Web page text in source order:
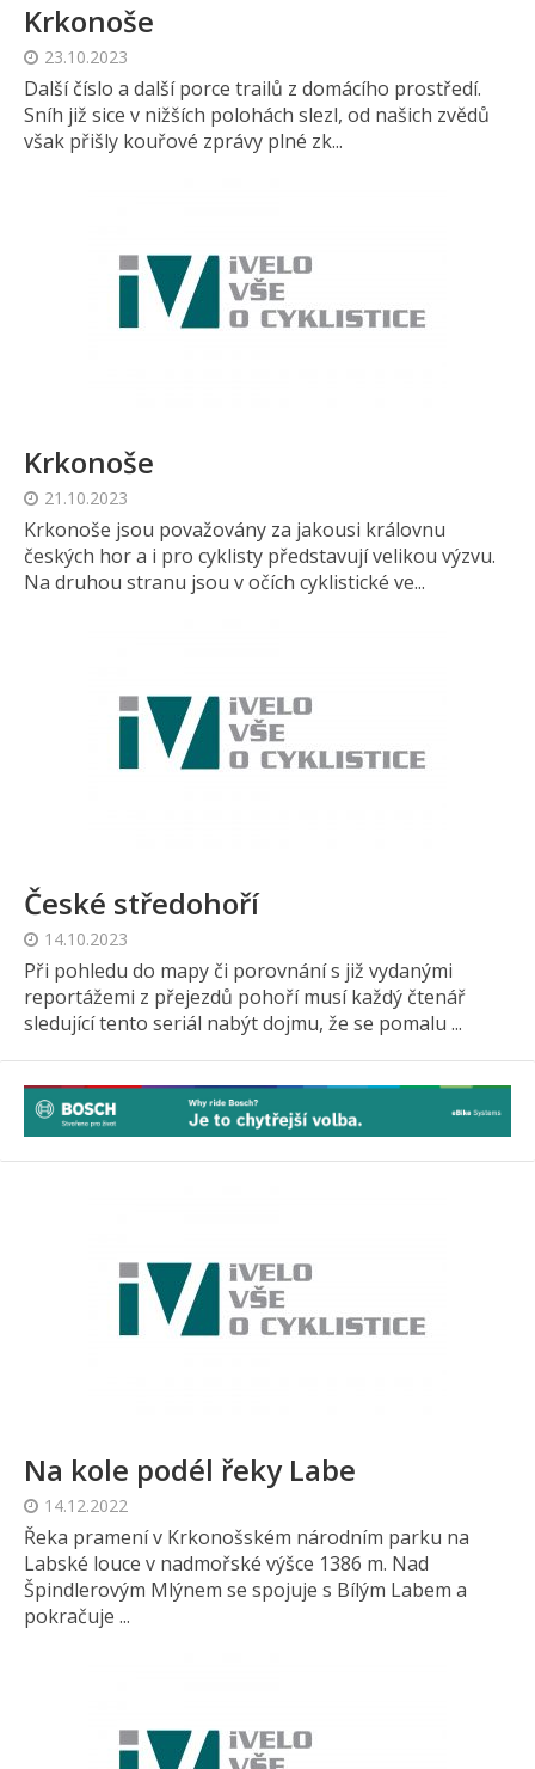
Krkonoše
23.10.2023
Další číslo a další porce trailů z domácího prostředí.
Sníh již sice v nižších polohách slezl, od našich zvědů
však přišly kouřové zprávy plné zk...
Krkonoše
21.10.2023
Krkonoše jsou považovány za jakousi královnu
českých hor a i pro cyklisty představují velikou výzvu.
Na druhou stranu jsou v očích cyklistické ve...
České středohoří
14.10.2023
Při pohledu do mapy či porovnání s již vydanými
reportážemi z přejezdů pohoří musí každý čtenář
sledující tento seriál nabýt dojmu, že se pomalu ...
Na kole podél řeky Labe
14.12.2022
Řeka pramení v Krkonošském národním parku na
Labské louce v nadmořské výšce 1386 m. Nad
Špindlerovým Mlýnem se spojuje s Bílým Labem a
pokračuje ...